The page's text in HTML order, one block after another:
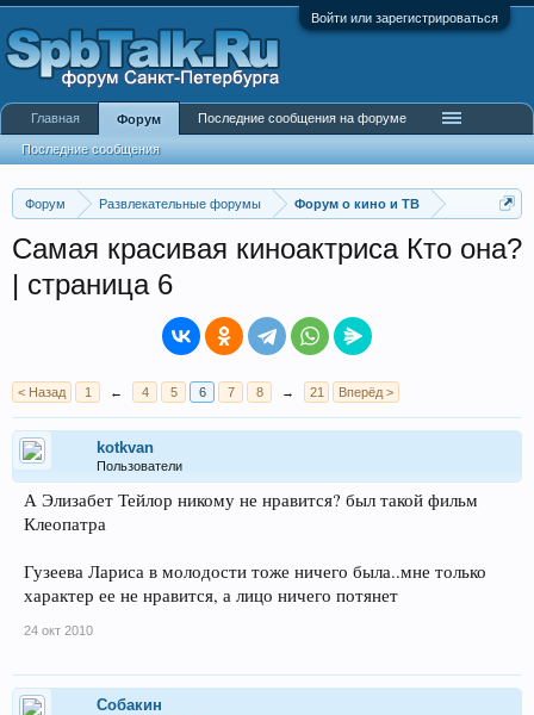
Войти или зарегистрироваться
Форум Развлекательные форумы Форум о кино и ТВ
Самая красивая киноактриса Кто она?
| страница 6
< Назад 1 ← 4 5 6 7 8 → 21 Вперёд >
kotkvan
Пользователи
А Элизабет Тейлор никому не нравится? был такой фильм
Клеопатра
Гузеева Лариса в молодости тоже ничего была..мне только
характер ее не нравится, а лицо ничего потянет
24 окт 2010
Собакин
Главная Форум
Последние сообщения
Последние сообщения на форуме